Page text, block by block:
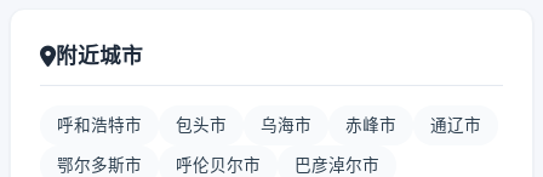
附近城市
呼和浩特市 包头市 乌海市 赤峰市 通辽市
鄂尔多斯市 呼伦贝尔市 巴彦淖尔市